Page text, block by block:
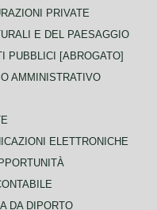
PRIVATE
E DEL PAESAGGIO
PUBBLICI [ABROGATO]
AMMINISTRATIVO
ELETTRONICHE
DA DIPORTO